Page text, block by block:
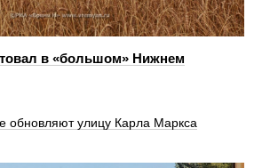
в «большом» Нижнем
обновляют улицу Карла Маркса